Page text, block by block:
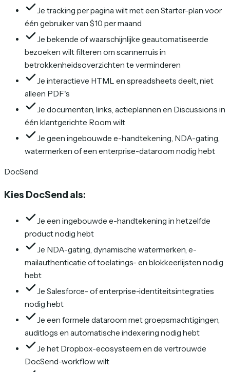
Je tracking per pagina wilt met een Starter-plan voor
één gebruiker van $10 per maand
Je bekende of waarschijnlijke geautomatiseerde
bezoeken wilt filteren om scannerruis in
betrokkenheidsoverzichten te verminderen
Je interactieve HTML en spreadsheets deelt, niet
alleen PDF's
Je documenten, links, actieplannen en Discussions in
één klantgerichte Room wilt
Je geen ingebouwde e-handtekening, NDA-gating,
watermerken of een enterprise-dataroom nodig hebt
DocSend
Kies DocSend als:
Je een ingebouwde e-handtekening in hetzelfde
product nodig hebt
Je NDA-gating, dynamische watermerken, e-
mailauthenticatie of toelatings- en blokkeerlijsten nodig
hebt
Je Salesforce- of enterprise-identiteitsintegraties
nodig hebt
Je een formele dataroom met groepsmachtigingen,
auditlogs en automatische indexering nodig hebt
Je het Dropbox-ecosysteem en de vertrouwde
DocSend-workflow wilt